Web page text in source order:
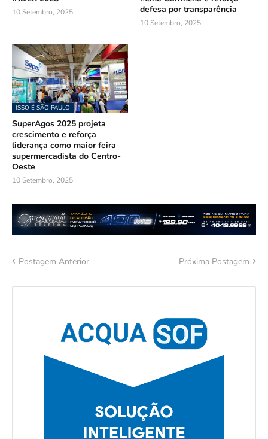
10 Setembro, 2025
defesa por transparência
10 Setembro, 2025
ISSO É SÃO PAULO
SuperAgos 2025 projeta
crescimento e reforça
liderança como maior feira
supermercadista do Centro-
Oeste
10 Setembro, 2025
Postagem Anterior Próxima Postagem